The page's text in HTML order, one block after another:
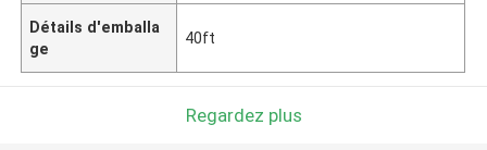
Détails d'emballa
ge
40ft
Regardez plus